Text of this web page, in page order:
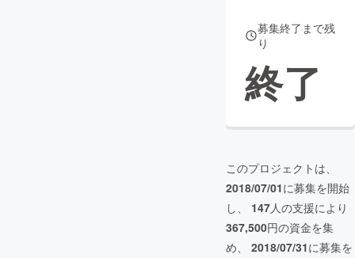
募集終了まで残
り
終了
このプロジェクトは、
2018/07/01に募集を開始
し、 147人の支援により
367,500円の資金を集
め、 2018/07/31に募集を